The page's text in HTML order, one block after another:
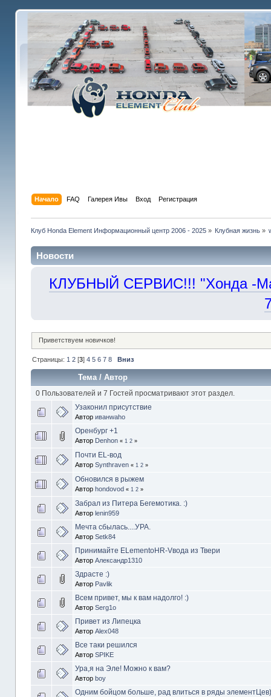
Начало FAQ Галерея Ивы Вход Регистрация
Клуб Honda Element Информационный центр 2006 - 2025» Клубная жизнь »
Новости
КЛУБНЫЙ СЕРВИС!!! "Хонда -
Приветствуем новичков!
Страницы: 1 2[3] 4 5 6 7 8 Вниз
Тема/ Автор
0 Пользователей и 7 Гостей просматривают этот раздел.
Узаконил присутствие
Автор иванwaho
Оренбург +1
Автор Denhon « 1 2»
Почти EL-вод
Автор Synthraven « 1 2»
Обновился в рыжем
Автор hondovod « 1 2»
Забрал из Питера Бегемотика. :)
Автор lenin959
Мечта сбылась....УРА.
Автор Setk84
Принимайте ELementoHR-Vвода из Твери
Автор Александр1310
Здрасте :)
Автор Pavlik
Всем привет, мы к вам надолго! :)
Автор Serg1o
Привет из Липецка
Автор Alex048
Все таки решился
Автор SPIKE
Ура,я на Эле! Можно к вам?
Автор boy
Одним бойцом больше, рад влиться в ряды